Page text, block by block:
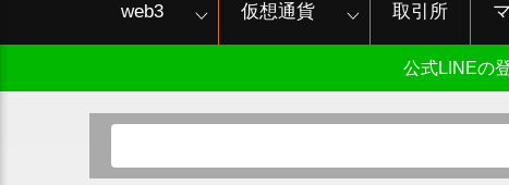
web3 仮想通貨 取引所
公式LINEの